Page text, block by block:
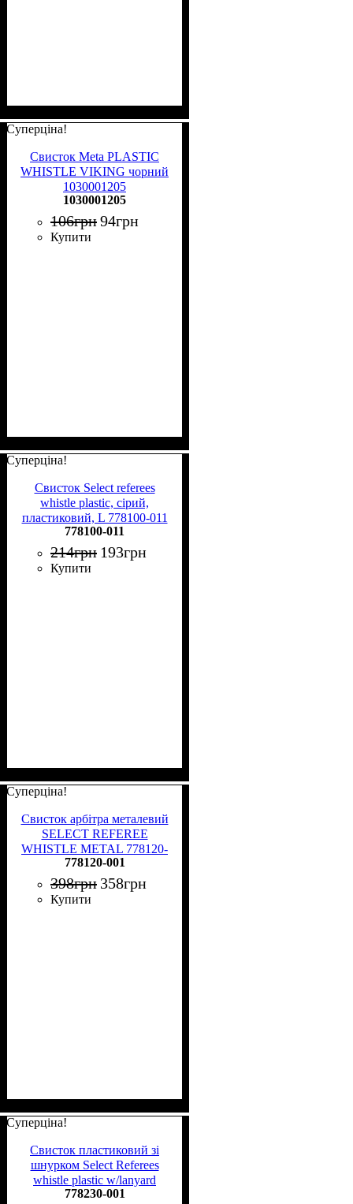
Суперціна!
Свисток Meta PLASTIC
WHISTLE VIKING чорний
1030001205
1030001205
106грн94грн
Купити
Суперціна!
Свисток Select referees
whistle plastic, сірий,
пластиковий, L 778100-011
778100-011
214грн 193грн
Купити
Суперціна!
Свисток арбітра металевий
SELECT REFEREE
WHISTLE METAL 778120-
001
778120-001
398грн 358грн
Купити
Суперціна!
Свисток пластиковий зі
шнурком Select Referees
whistle plastic w/lanyard
778230-001
778230-001